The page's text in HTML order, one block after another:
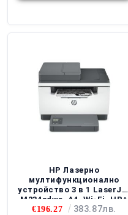
HP Лазерно
мултифункционално
устройство 3 в 1 LaserJet
M234sdwe, A4, Wi-Fi, HP+
€196.27
383.87лв.